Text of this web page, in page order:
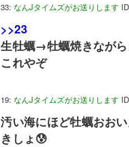
33:なんJタイムズがお送りします
>>23
生牡蠣→牡蠣焼きなが
これやぞ
19:なんJタイムズがお送りします
汚い海にほど牡蠣おお
きしょ😰